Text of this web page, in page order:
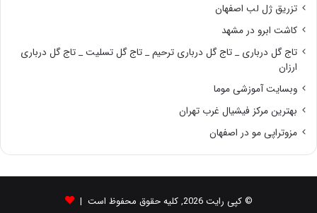
تزریق ژل لب اصفهان
کاشت ابرو در مشهد
تاج گل درباری _ تاج گل درباری ترحیم _ تاج گل تسلیت _ تاج گل درباری
ارزان
وبسایت آموزشی موما
بهترین مرکز فیشیال غرب تهران
مزوتراپی مو در اصفهان
© کپی رایت 2026, کلیه حقوق محفوظ است |